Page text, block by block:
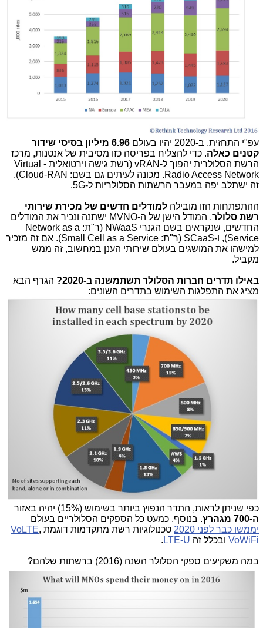
עפ"י התחזית, ב-2020 יהיו בעולם
6.96 מיליון בסיסי שידור
קטנים כאלה. כדי להצליח בפריסה כזו מסיבית של אנטנות, מרכז
הרשת הסלולרית יהפוך ל-vRAN (רשת גישה וירטואלית - Virtual
Radio Access Network. מכונה לעיתים גם בשם: Cloud-RAN).
זה ישתלב יפה במעבר הרשתות הסלולריות ל-5G.
ההתפתחות הזו מובילה למודלים חדשים של מכירת שירותי
רשת סלולר
. המודל הישן של ה-MVNO ישתנה ונכיר את המודלים
החדשים, שנקראים בשם הגנרי NWaaS (ר"ת: Network as a
Service), ו-SCaaS (ר"ת: Small Cell as a Service). אם זה מזכיר
למישהו את המושגים בעולם שירותי הענן במחשוב, זה ממש
מקביל.
באילו תדרים חברות הסלולר תשתמשנה ב-2020?
הגרף הבא
מציג את התפלגות השימוש בתדרים השונים:
כפי שניתן לראות, התדר הנפוץ ביותר בשימוש (15%) יהיה באזור
ה-700 מגהרץ
. בנוסף, כמעט כל הספקים הסלולריים בעולם
יממשו כבר לפני 2020
טכנולוגיות רשת מתקדמות דוגמת VoLTE,
VoWiFi ובכלל זה LTE-U
.
במה משקיעים ספקי הסלולר השנה (2016) ברשתות שלהם?